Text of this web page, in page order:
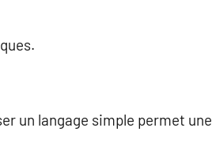
un langage simple permet une